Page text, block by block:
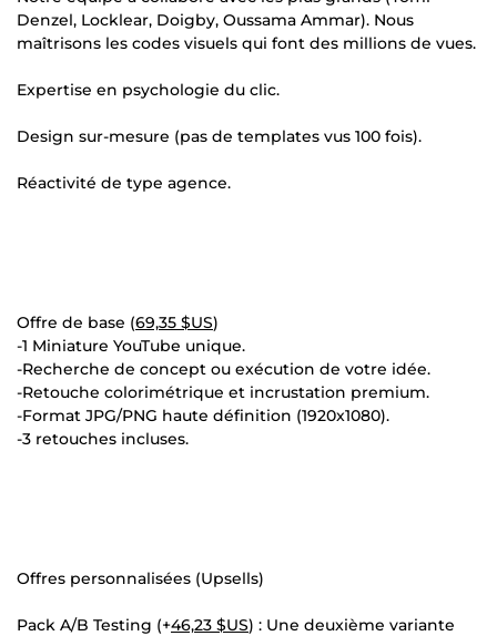
Denzel, Locklear, Doigby, Oussama Ammar). Nous
maîtrisons les codes visuels qui font des millions de vues.
Expertise en psychologie du clic.
Design sur-mesure (pas de templates vus 100 fois).
Réactivité de type agence.
Offre de base (69,35 $US)
-1 Miniature YouTube unique.
-Recherche de concept ou exécution de votre idée.
-Retouche colorimétrique et incrustation premium.
-Format JPG/PNG haute définition (1920x1080).
-3 retouches incluses.
Offres personnalisées (Upsells)
Pack A/B Testing (+46,23 $US) : Une deuxième variante